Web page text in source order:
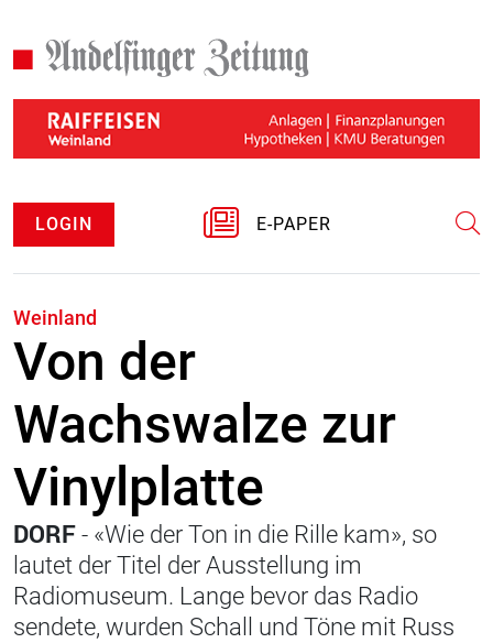
LOGIN E-PAPER
Weinland
Von der
Wachswalze zur
Vinylplatte
DORF - «Wie der Ton in die Rille kam», so
lautet der Titel der Ausstellung im
Radiomuseum. Lange bevor das Radio
sendete, wurden Schall und Töne mit Russ